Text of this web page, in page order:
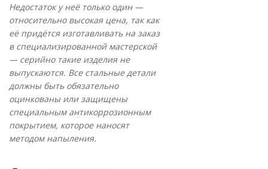
Недостаток у неё только один —
относительно высокая цена, так как
её придётся изготавливать на заказ
в специализированной мастерской
— серийно такие изделия не
выпускаются. Все стальные детали
должны быть обязательно
оцинкованы или защищены
специальным антикоррозионным
покрытием, которое наносят
методом напыления.